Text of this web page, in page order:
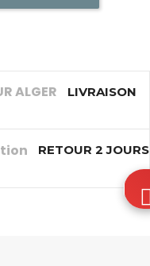
LIVRAISON
RETOUR 2 JOURS